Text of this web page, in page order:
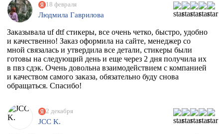
18 февраля
Людмила Гаврилова
Заказывала uf dtf стикеры, все очень четко, быстро, удобно
и качественно! Заказ оформила на сайте, менеджер со
мной связалась и утвердила все детали, стикеры были
готовы на следующий день и еще через 2 дня получила их
в пвз сдэк. Очень довольна взаимодействием с компанией
и качеством самого заказа, обязательно буду снова
обращаться. Спасибо!
2 декабря
JCC K.